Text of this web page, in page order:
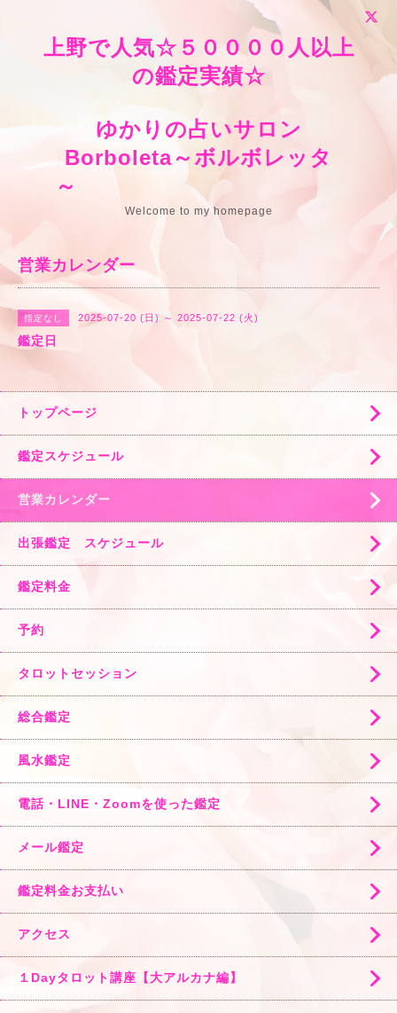
上野で人気☆５００００人以上
の鑑定実績☆
ゆかりの占いサロン
Borboleta～ボルボレッタ
～
Welcome to my homepage
営業カレンダー
指定なし 2025-07-20 (日) ～ 2025-07-22 (火)
鑑定日
トップページ
鑑定スケジュール
営業カレンダー
出張鑑定 スケジュール
鑑定料金
予約
タロットセッション
総合鑑定
風水鑑定
電話・LINE・Zoomを使った鑑定
メール鑑定
鑑定料金お支払い
アクセス
１Dayタロット講座【大アルカナ編】